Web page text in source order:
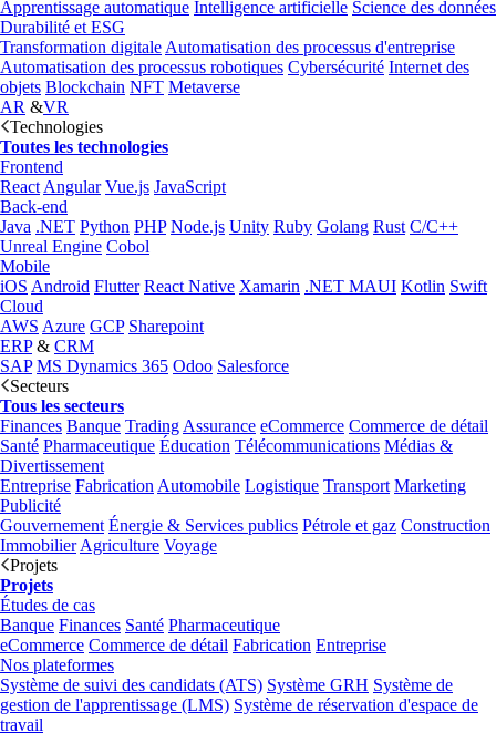
Apprentissage automatique Intelligence artificielle Science des données
Durabilité et ESG
Transformation digitale Automatisation des processus d'entreprise
Automatisation des processus robotiques Cybersécurité Internet des
objets Blockchain NFT Metaverse
AR &VR
Technologies
Toutes les technologies
Frontend
React Angular Vue.js JavaScript
Back-end
Java .NET Python PHP Node.js Unity Ruby Golang Rust C/C++
Unreal Engine Cobol
Mobile
iOS Android Flutter React Native Xamarin .NET MAUI Kotlin Swift
Cloud
AWS Azure GCP Sharepoint
ERP& CRM
SAP MS Dynamics 365 Odoo Salesforce
Secteurs
Tous les secteurs
Finances Banque Trading Assurance eCommerce Commerce de détail
Santé Pharmaceutique Éducation Télécommunications Médias &
Divertissement
Entreprise Fabrication Automobile Logistique Transport Marketing
Publicité
Gouvernement Énergie & Services publics Pétrole et gaz Construction
Immobilier Agriculture Voyage
Projets
Projets
Études de cas
Banque Finances Santé Pharmaceutique
eCommerce Commerce de détail Fabrication Entreprise
Nos plateformes
Système de suivi des candidats (ATS) Système GRH Système de
gestion de l'apprentissage (LMS) Système de réservation d'espace de
travail